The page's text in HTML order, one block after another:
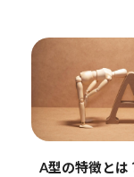
A型の特徴とは